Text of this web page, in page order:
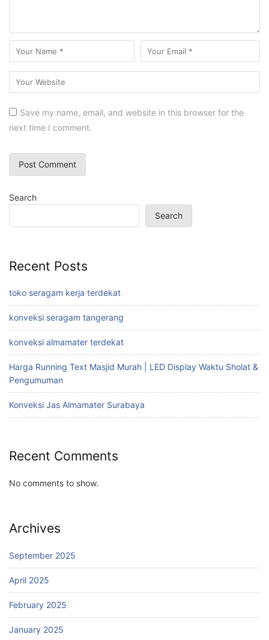
Save my name, email, and website in this browser for the
next time I comment.
Search
Search
Recent Posts
toko seragam kerja terdekat
konveksi seragam tangerang
konveksi almamater terdekat
Harga Running Text Masjid Murah | LED Display Waktu Sholat &
Pengumuman
Konveksi Jas Almamater Surabaya
Recent Comments
No comments to show.
Archives
September 2025
April 2025
February 2025
January 2025